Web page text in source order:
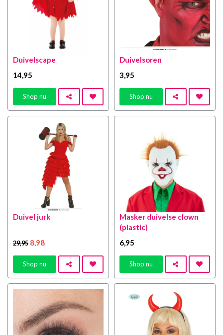
Duivelscape
14,95
Shop nu
Duivelsoren
3,95
Shop nu
Duivel jurk
29,95 8,98
Shop nu
Masker duivelse clown
(plastic)
6,95
Shop nu